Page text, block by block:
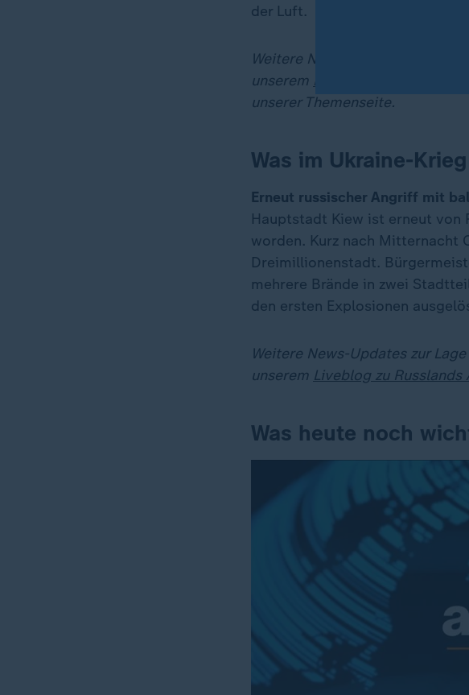
der Luft.
Weitere News-Updates zur
unserem Liveblog zum Angriff
unserer Themenseite.
Was im Ukraine-
Erneut russischer Angriff mit
Hauptstadt Kiew ist erneut von
worden. Kurz nach Mitternacht
Dreimillionenstadt.
mehrere Brände in zwei
den ersten Explosionen
Weitere News-Updates zur
unserem Liveblog zu
Was heute noch